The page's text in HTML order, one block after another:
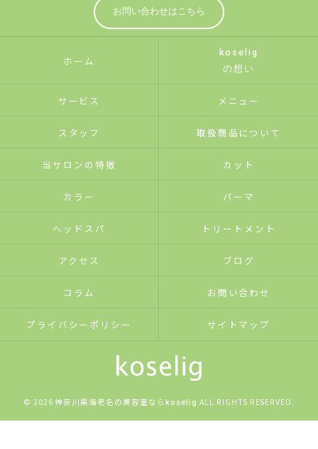
お問い合わせはこちら
ホーム
koselig
の想い
サービス メニュー
スタッフ 取扱商品について
当サロンの特徴 カット
カラー パーマ
ヘッドスパ トリートメント
アクセス ブログ
コラム お問い合わせ
プライバシーポリシー サイトマップ
© 2026 神奈川県海老名の美容室ならkoselig ALL RIGHTS RESERVED.